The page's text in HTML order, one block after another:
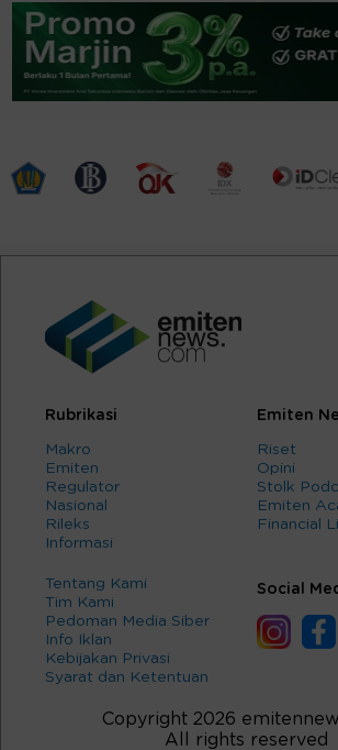
Rubrikasi
Makro
Emiten
Regulator
Nasional
Rileks
Informasi
Emiten
Riset
Opini
Stolk
Emiten
Financial
Tentang Kami
Tim Kami
Pedoman Media Siber
Info Iklan
Kebijakan Privasi
Syarat dan Ketentuan
Social
Copyright 2026
All rights reserved